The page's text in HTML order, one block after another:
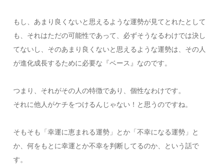
もし、あまり良くないと思えるような運勢が見てとれたとして
も、それはただの可能性であって、必ずそうなるわけでは決し
てないし、そのあまり良くないと思えるような運勢は、その人
が進化成長するために必要な『ベース』なのです。
つまり、それがその人の特徴であり、個性なわけです。
それに他人がケチをつけるんじゃない！と思うのですね。
そもそも「幸運に恵まれる運勢」とか「不幸になる運勢」と
か、何をもとに幸運とか不幸を判断してるのか、という話で
す。